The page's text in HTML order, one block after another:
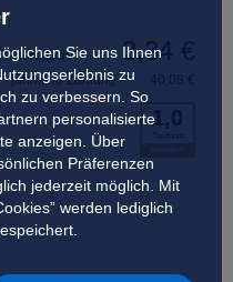
Sie uns Ihnen
zu
zu verbessern. So
personalisierte
anzeigen. Über
Präferenzen
jederzeit möglich. Mit
werden lediglich
1,0
monatlich 3,34 €
jährliche Zahlung